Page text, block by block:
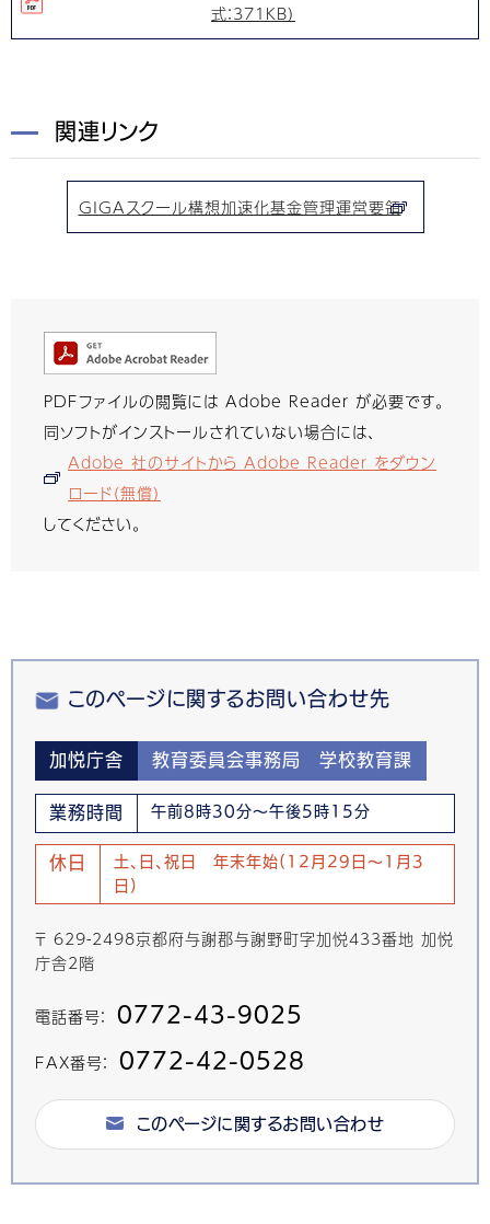
式：371KB）
関連リンク
GIGAスクール構想加速化基金管理運営要領
PDFファイルの閲覧には Adobe Reader が必要です。
同ソフトがインストールされていない場合には、
Adobe 社のサイトから Adobe Reader をダウン
ロード（無償）
してください。
このページに関するお問い合わせ先
加悦庁舎 教育委員会事務局 学校教育課
業務時間 午前8時30分～午後5時15分
休日
土、日、祝日 年末年始(12月29日～1月3
日)
〒 629-2498京都府与謝郡与謝野町字加悦433番地 加悦
庁舎2階
電話番号： 0772-43-9025
FAX番号： 0772-42-0528
このページに関するお問い合わせ